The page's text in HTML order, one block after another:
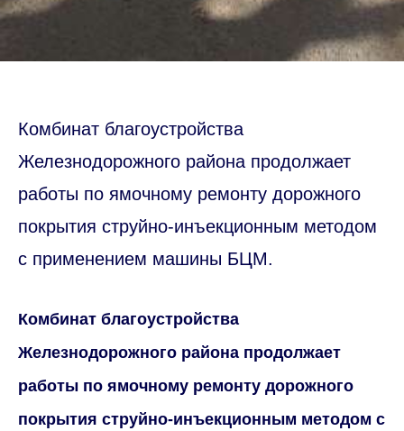
Комбинат благоустройства
Железнодорожного района продолжает
работы по ямочному ремонту дорожного
покрытия струйно-инъекционным методом
с применением машины БЦМ.
Комбинат благоустройства
Железнодорожного района продолжает
работы по ямочному ремонту дорожного
покрытия струйно-инъекционным методом с